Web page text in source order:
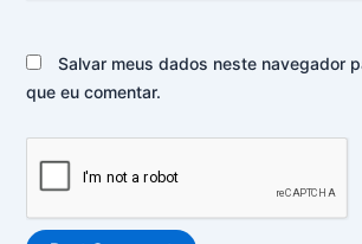
Salvar meus dados neste navegador
que eu comentar.